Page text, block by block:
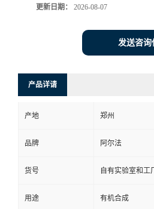
言
更新日期： 2026-08-07
发送咨询
产品详请
产地 郑州
品牌 阿尔法
货号 自有实验室和工
用途 有机合成